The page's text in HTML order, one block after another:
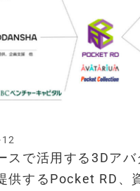
スで活用する3Dアバ
供するPocket RD、